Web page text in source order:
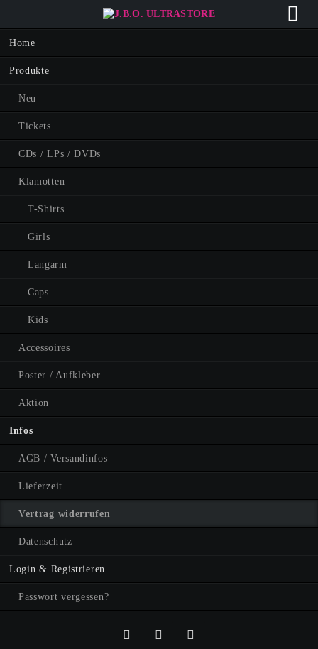
Home
Produkte
Neu
Tickets
CDs / LPs / DVDs
Klamotten
T-Shirts
Girls
Langarm
Caps
Kids
Accessoires
Poster / Aufkleber
Aktion
Infos
AGB / Versandinfos
Lieferzeit
Vertrag widerrufen
Datenschutz
Login & Registrieren
Passwort vergessen?